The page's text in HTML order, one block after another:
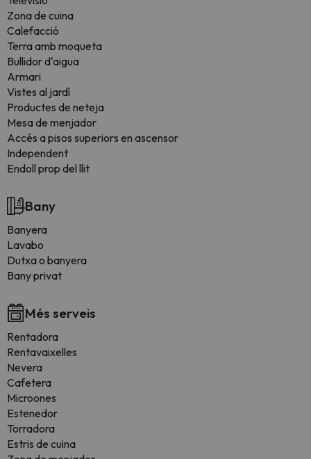
Zona de cuina
Calefacció
Terra amb moqueta
Bullidor d'aigua
Armari
Vistes al jardí
Productes de neteja
Mesa de menjador
Accés a pisos superiors en ascensor
Independent
Endoll prop del llit
Bany
Banyera
Lavabo
Dutxa o banyera
Bany privat
Més serveis
Rentadora
Rentavaixelles
Nevera
Cafetera
Microones
Estenedor
Torradora
Estris de cuina